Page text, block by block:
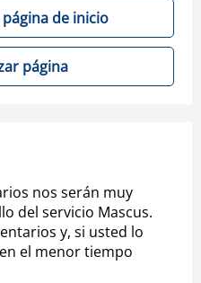
de inicio
página
nos serán muy
del servicio Mascus.
y, si usted lo
el menor tiempo